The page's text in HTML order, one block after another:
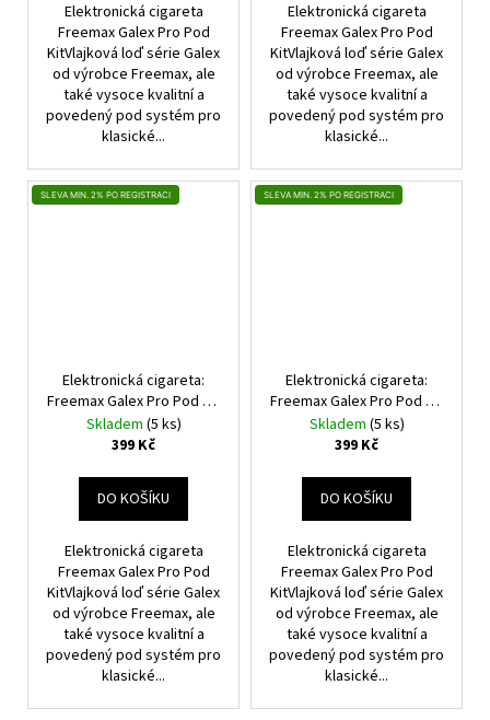
Elektronická cigareta
Freemax Galex Pro Pod
KitVlajková loď série Galex
od výrobce Freemax, ale
také vysoce kvalitní a
povedený pod systém pro
klasické...
Elektronická cigareta
Freemax Galex Pro Pod
KitVlajková loď série Galex
od výrobce Freemax, ale
také vysoce kvalitní a
povedený pod systém pro
klasické...
SLEVA MIN. 2% PO REGISTRACI
Elektronická cigareta:
Freemax Galex Pro Pod Kit
(800mAh) (Blue)
Skladem (5 ks)
399 Kč
DO KOŠÍKU
Elektronická cigareta
Freemax Galex Pro Pod
KitVlajková loď série Galex
od výrobce Freemax, ale
také vysoce kvalitní a
povedený pod systém pro
klasické...
SLEVA MIN. 2% PO REGISTRACI
Elektronická cigareta:
Freemax Galex Pro Pod Kit
(800mAh) (Black)
Skladem (5 ks)
399 Kč
DO KOŠÍKU
Elektronická cigareta
Freemax Galex Pro Pod
KitVlajková loď série Galex
od výrobce Freemax, ale
také vysoce kvalitní a
povedený pod systém pro
klasické...